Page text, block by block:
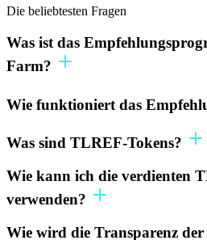
Die beliebtesten Fragen
Was ist das
Farm?
Wie funktioniert das
Was sind TLREF-Tokens?
Wie kann ich die verdienten
verwenden?
Wie wird die Transparenz